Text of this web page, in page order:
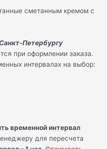
сметанным кремом с
Санкт-Петербургу
при оформлении заказа.
интервалах на выбор:
временной интервал
для пересчета